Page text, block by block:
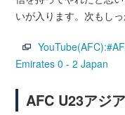
いが入ります。次もし
Emirates 0 - 2 Japan
AFC U23アジ